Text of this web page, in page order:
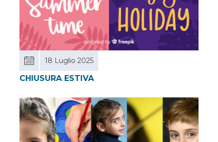
18 Luglio 2025
CHIUSURA ESTIVA